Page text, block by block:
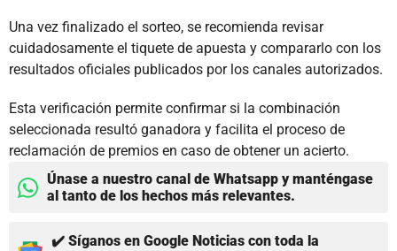
Una vez finalizado el sorteo, se recomienda revisar
cuidadosamente el tiquete de apuesta y compararlo con los
resultados oficiales publicados por los canales autorizados.
Esta verificación permite confirmar si la combinación
seleccionada resultó ganadora y facilita el proceso de
reclamación de premios en caso de obtener un acierto.
Únase a nuestro canal de Whatsapp y manténgase
al tanto de los hechos más relevantes.
✔️ Síganos en Google Noticias con toda la